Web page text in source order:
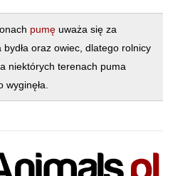
pumęuważa się za
bydła oraz owiec, dlatego rolnicy
niektórych terenach puma
wyginęła.